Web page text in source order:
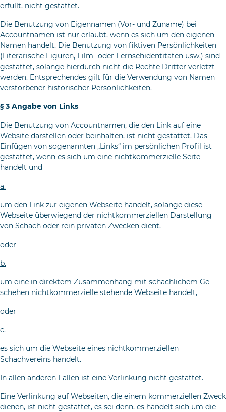
erfüllt, nicht gestattet.
Die Benutzung von Eigennamen (Vor- und Zuname) bei
Accountnamen ist nur erlaubt, wenn es sich um den eigenen
Namen handelt. Die Benutzung von fiktiven Persönlichkeiten
(Literarische Fi­guren, Film- oder Fernsehidentitäten usw.) sind
gestattet, so­lange hierdurch nicht die Rechte Dritter verletzt
werden. Entsprechendes gilt für die Verwendung von Namen
verstorbener historischer Persönlichkeiten.
§ 3 Angabe von Links
Die Benutzung von Accountnamen, die den Link auf eine
Website dar­stellen oder beinhalten, ist nicht gestattet. Das
Einfügen von sogenannten „Links“ im persönlichen Profil ist
gestattet, wenn es sich um eine nichtkommerzielle Seite
handelt und
a.
um den Link zur eigenen Webseite handelt, solange diese
Webseite überwiegend der nichtkommerziellen Darstellung
von Schach oder rein privaten Zwecken dient,
oder
b.
um eine in direktem Zusammenhang mit schachlichem Ge­
schehen nichtkommerzielle stehende Webseite handelt,
oder
c.
es sich um die Webseite eines nichtkommerziellen
Schachvereins handelt.
In allen anderen Fällen ist eine Verlinkung nicht gestattet.
Eine Verlinkung auf Webseiten, die einem kommerziellen Zweck
dienen, ist nicht gestattet, es sei denn, es handelt sich um die